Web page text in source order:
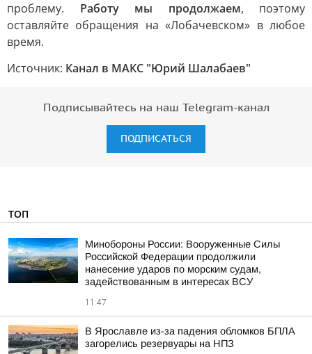
проблему. Работу мы продолжаем, поэтому
оставляйте обращения на «Лобачевском» в любое
время.
Источник: Канал в МАКС "Юрий Шалабаев"
Подписывайтесь на наш Telegram-канал
ПОДПИСАТЬСЯ
ТОП
Минобороны России: Вооруженные Силы
Российской Федерации продолжили
нанесение ударов по морским судам,
задействованным в интересах ВСУ
11:47
В Ярославле из-за падения обломков БПЛА
загорелись резервуары на НПЗ